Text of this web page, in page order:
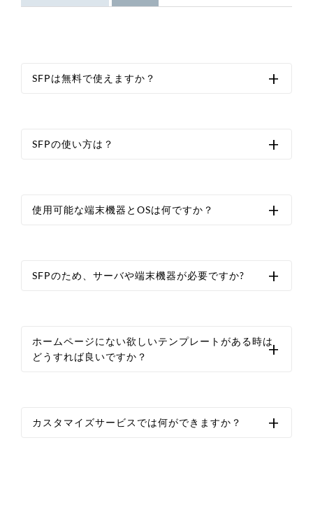
SFPは無料で使えますか？
SFPの使い方は？
使用可能な端末機器とOSは何ですか？
SFPのため、サーバや端末機器が必要ですか?
ホームページにない欲しいテンプレートがある時は
どうすれば良いですか？
カスタマイズサービスでは何ができますか？